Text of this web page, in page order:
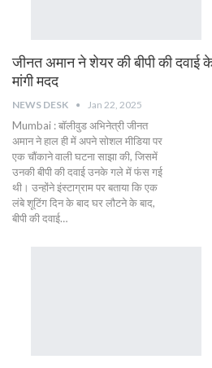
जीनत अमान ने शेयर की बीपी की
मांगी मदद
NEWS DESK Jan 22, 2025
Mumbai : बॉलीवुड अभिनेत्री जीनत
अमान ने हाल ही में अपने सोशल मीडिया पर
एक चौंकाने वाली घटना साझा की, जिसमें
उनकी बीपी की दवाई उनके गले में फंस गई
थी। उन्होंने इंस्टाग्राम पर बताया कि एक
लंबे शूटिंग दिन के बाद घर लौटने के बाद,
बीपी की दवाई…